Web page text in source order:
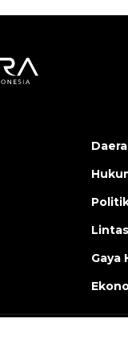
Gaya